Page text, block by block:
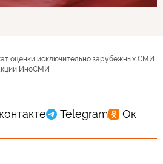
оценки исключительно зарубежных СМИ
ИноСМИ